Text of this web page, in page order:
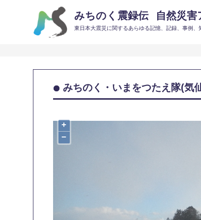
みちのく震録伝 自然災
東日本大震災に関するあらゆる記憶、記録、事例
みちのく・いまをつたえ隊(気
+
−